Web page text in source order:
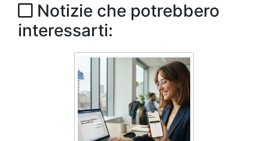
Notizie che potrebbero
interessarti: